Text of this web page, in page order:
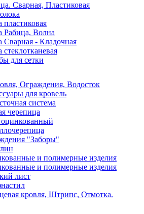
Сварная, Пластиковая
пластиковая
Рабица, Волна
Сварная - Кладочная
стеклотканевая
для сетки
Ограждения, Водосток
для кровель
система
черепица
"Заборы"
и полимерные изделия
и полимерные изделия
лист
кровля, Штрипс, Отмотка.